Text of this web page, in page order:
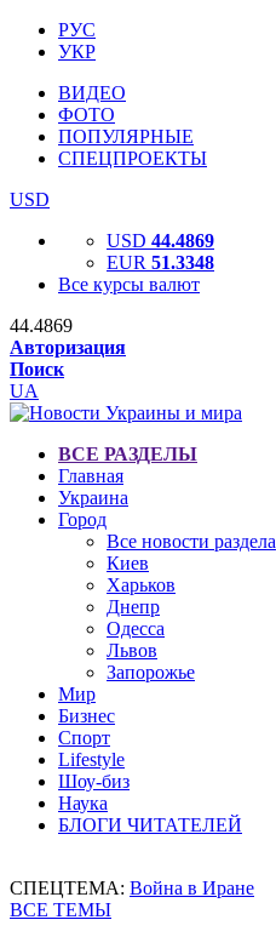
РУС
УКР
ВИДЕО
ФОТО
ПОПУЛЯРНЫЕ
СПЕЦПРОЕКТЫ
USD
USD 44.4869
EUR 51.3348
Все курсы валют
44.4869
Авторизация
Поиск
UA
ВСЕ РАЗДЕЛЫ
Главная
Украина
Город
Все новости раздела
Киев
Харьков
Днепр
Одесса
Львов
Запорожье
Мир
Бизнес
Спорт
Lifestyle
Шоу-биз
Наука
БЛОГИ ЧИТАТЕЛЕЙ
СПЕЦТЕМА: Война в Иране
ВСЕ ТЕМЫ